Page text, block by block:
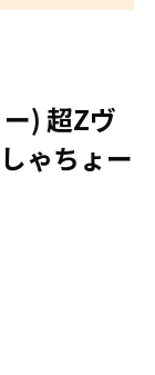
) 超Zヴ
ゃちょー